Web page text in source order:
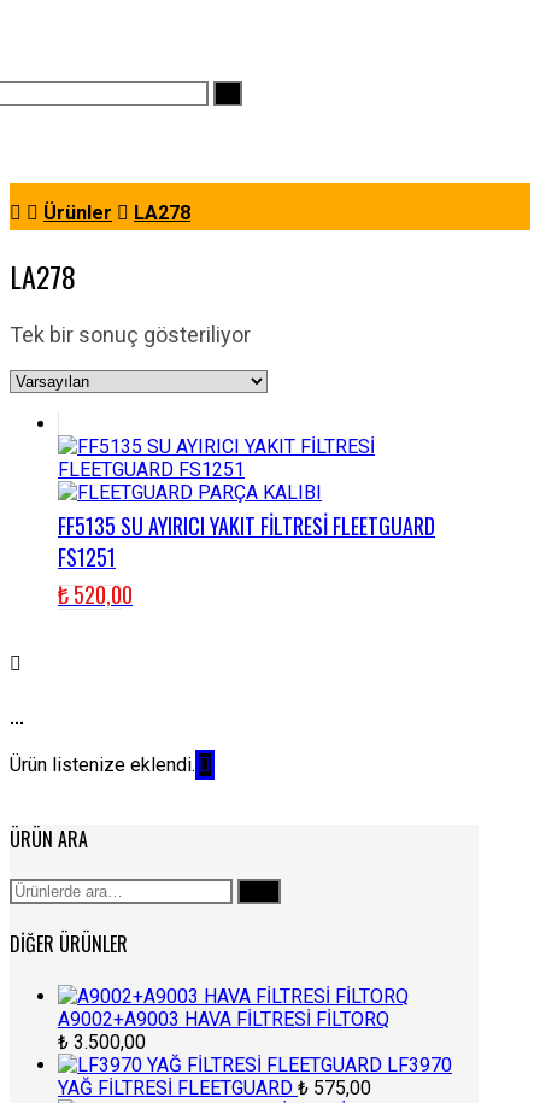
Ürünler LA278
LA278
Tek bir sonuç gösteriliyor
FF5135 SU AYIRICI YAKIT FİLTRESİ FLEETGUARD
FS1251
₺520,00
...
Ürün listenize eklendi.
ÜRÜN ARA
Ara:
DIĞER ÜRÜNLER
A9002+A9003 HAVA FİLTRESİ FİLTORQ
₺ 3.500,00
LF3970
YAĞ FİLTRESİ FLEETGUARD ₺ 575,00